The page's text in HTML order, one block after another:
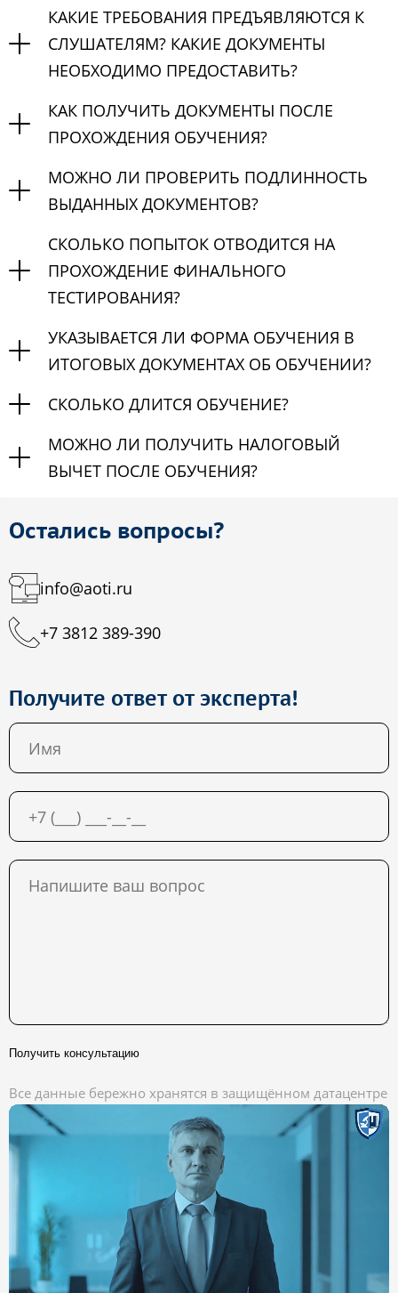
КАКИЕ ТРЕБОВАНИЯ ПРЕДЪЯВЛЯЮТСЯ К
СЛУШАТЕЛЯМ? КАКИЕ ДОКУМЕНТЫ
НЕОБХОДИМО ПРЕДОСТАВИТЬ?
КАК ПОЛУЧИТЬ ДОКУМЕНТЫ ПОСЛЕ
ПРОХОЖДЕНИЯ ОБУЧЕНИЯ?
МОЖНО ЛИ ПРОВЕРИТЬ ПОДЛИННОСТЬ
ВЫДАННЫХ ДОКУМЕНТОВ?
СКОЛЬКО ПОПЫТОК ОТВОДИТСЯ НА
ПРОХОЖДЕНИЕ ФИНАЛЬНОГО
ТЕСТИРОВАНИЯ?
УКАЗЫВАЕТСЯ ЛИ ФОРМА ОБУЧЕНИЯ В
ИТОГОВЫХ ДОКУМЕНТАХ ОБ ОБУЧЕНИИ?
СКОЛЬКО ДЛИТСЯ ОБУЧЕНИЕ?
МОЖНО ЛИ ПОЛУЧИТЬ НАЛОГОВЫЙ
ВЫЧЕТ ПОСЛЕ ОБУЧЕНИЯ?
Остались вопросы?
info@aoti.ru
+7 3812 389-390
Получите ответ от эксперта!
Получить консультацию
Все данные бережно хранятся в защищённом датацентре